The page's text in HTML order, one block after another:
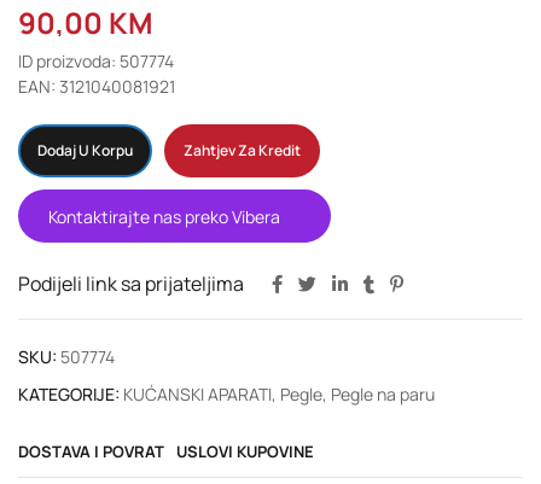
90,00 KM
ID proizvoda: 507774
EAN: 3121040081921
Dodaj U Korpu Zahtjev Za Kredit
Kontaktirajte nas preko Vibera
Podijeli link sa prijateljima
SKU: 507774
KATEGORIJE: KUĆANSKI APARATI, Pegle, Pegle na paru
DOSTAVA I POVRAT USLOVI KUPOVINE